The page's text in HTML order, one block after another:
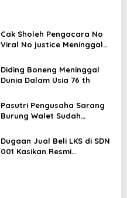
Cak Sholeh Pengacara No
Viral No justice Meninggal
Diding Boneng Meninggal
Dunia Dalam Usia 76 th
Pasutri Pengusaha Sarang
Burung Walet Sudah
Pelapor Desak Polda Jambi
Segera Lakukan Penahanan
Dugaan Jual Beli LKS di SDN
001 Kasikan Resmi